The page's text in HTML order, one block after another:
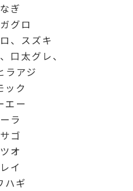
ぎ
グロ
、スズキ
口太グレ、
ラアジ
ック
エー
ラ
ゴ
オ
イ
ハギ